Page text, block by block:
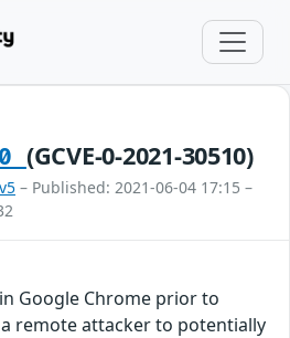
(GCVE-0-2021-30510)
– Published: 2021-06-04 17:15 –
Google Chrome prior to
a remote attacker to potentially